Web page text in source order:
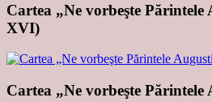
Cartea „Ne vorbeşte
XVI)
Cartea „Ne vorbeşte